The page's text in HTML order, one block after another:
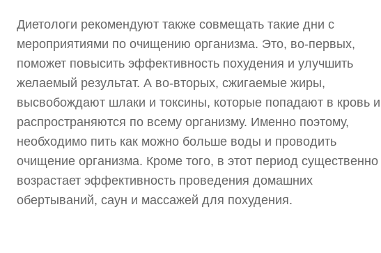
Диетологи рекомендуют также совмещать такие дни с
мероприятиями по очищению организма. Это, во-первых,
поможет повысить эффективность похудения и улучшить
желаемый результат. А во-вторых, сжигаемые жиры,
высвобождают шлаки и токсины, которые попадают в кровь и
распространяются по всему организму. Именно поэтому,
необходимо пить как можно больше воды и проводить
очищение организма. Кроме того, в этот период существенно
возрастает эффективность проведения домашних
обертываний, саун и массажей для похудения.